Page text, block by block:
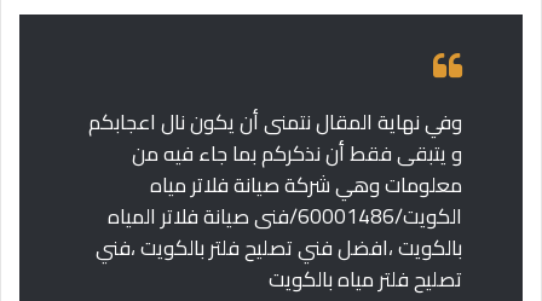
وفي نهاية المقال نتمنى أن يكون نال اعجابكم
و يتبقى فقط أن نذكركم بما جاء فيه من
معلومات وهي شركة صيانة فلاتر مياه
الكويت/60001486/فنى صيانة فلاتر المياه
بالكويت ،افضل فني تصليح فلتر بالكويت ،فني
تصليح فلتر مياه بالكويت